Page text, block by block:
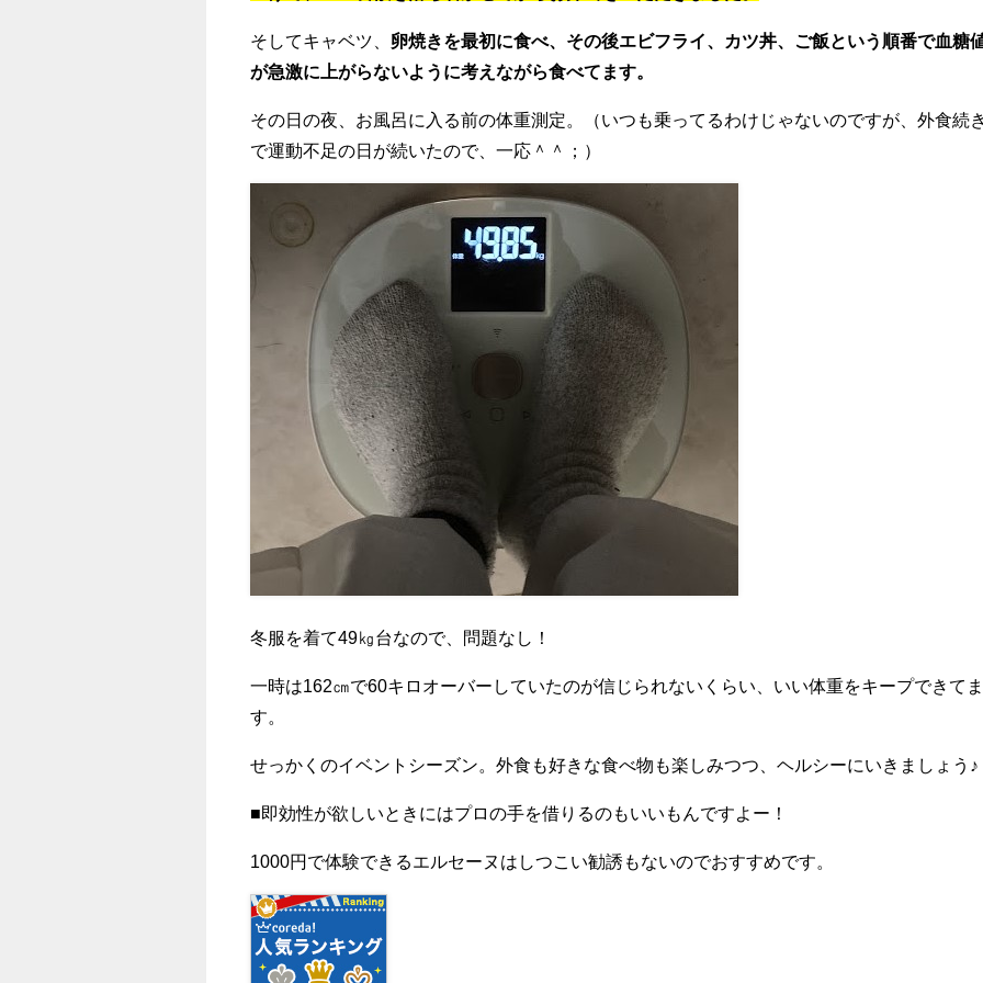
そしてキャベツ、 卵焼きを最初に食べ、その後エビフライ、カツ丼、ご飯という順番で血糖
が急激に上がらないように考えながら食べてます。
その日の夜、お風呂に入る前の体重測定。（いつも乗ってるわけじゃないのですが、外食続
で運動不足の日が続いたので、一応＾＾；）
冬服を着て49㎏台なので、問題なし！
一時は162㎝で60キロオーバーしていたのが信じられないくらい、いい体重をキープできて
す。
せっかくのイベントシーズン。外食も好きな食べ物も楽しみつつ、ヘルシーにいきましょう♪
■即効性が欲しいときにはプロの手を借りるのもいいもんですよー！
1000円で体験できるエルセーヌはしつこい勧誘もないのでおすすめです。